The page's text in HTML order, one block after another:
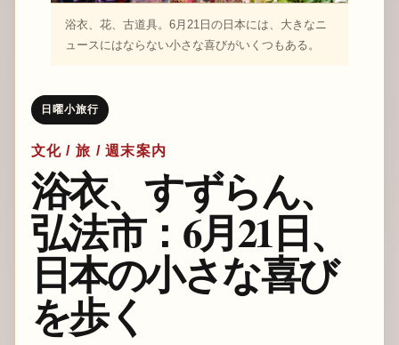
浴衣、花、古道具。6月21日の日本には、大きなニ
ュースにはならない小さな喜びがいくつもある。
日曜小旅行
文化 / 旅 / 週末案内
浴衣、すずらん、
弘法市：6月21日、
日本の小さな喜び
を歩く